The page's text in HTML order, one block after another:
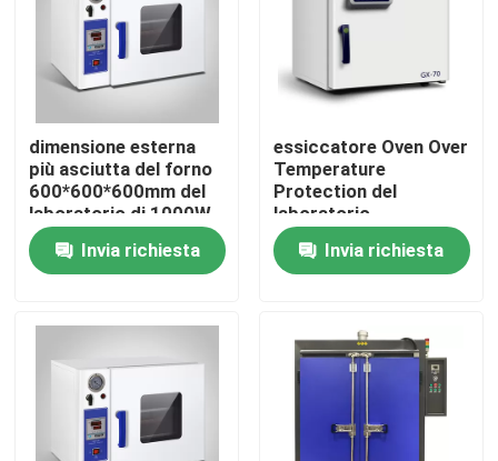
Prodotti
Forno più asciutto del laboratorio
Forno di essiccazione industriale
Incubatrice termostatica
Camera Temperatura Umidità
Camera climatizzata
dimensione esterna
più asciutta del forno
600*600*600mm del
laboratorio di 1000W
SUS304
Invia richiesta
essiccatore Oven Over
Temperature
Protection del
laboratorio
dell'esposizione di LED
1000WInvia richiesta